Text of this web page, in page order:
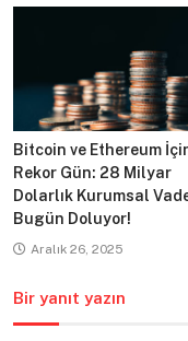
Bitcoin ve Ethereum
Rekor Gün: 28 Milyar
Dolarlık Kurumsal
Bugün Doluyor!
Aralık 26, 2025
Bir yanıt yazın